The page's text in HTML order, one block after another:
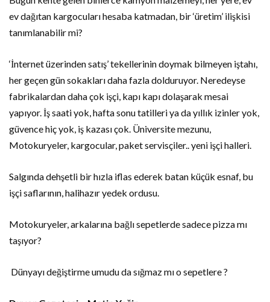
ev dağıtan kargocuları hesaba katmadan, bir ‘üretim’ ilişkisi
tanımlanabilir mi?
‘İnternet üzerinden satış’ tekellerinin doymak bilmeyen iştahı,
her geçen gün sokakları daha fazla dolduruyor. Neredeyse
fabrikalardan daha çok işçi, kapı kapı dolaşarak mesai
yapıyor. İş saati yok, hafta sonu tatilleri ya da yıllık izinler yok,
güvence hiç yok, iş kazası çok. Üniversite mezunu,
Motokuryeler, kargocular, paket servisçiler.. yeni işçi halleri.
Salgında dehşetli bir hızla iflas ederek batan küçük esnaf, bu
işçi saflarının, halihazır yedek ordusu.
Motokuryeler, arkalarına bağlı sepetlerde sadece pizza mı
taşıyor?
Dünyayı değiştirme umudu da sığmaz mı o sepetlere ?